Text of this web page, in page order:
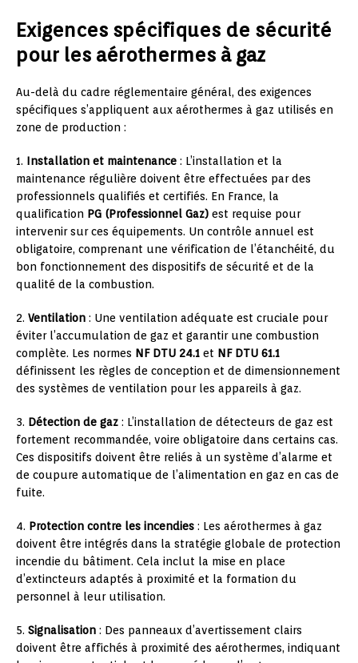
Exigences spécifiques de sécurité
pour les aérothermes à gaz
Au-delà du cadre réglementaire général, des exigences
spécifiques s’appliquent aux aérothermes à gaz utilisés en
zone de production :
1. Installation et maintenance : L’installation et la
maintenance régulière doivent être effectuées par des
professionnels qualifiés et certifiés. En France, la
qualification PG (Professionnel Gaz) est requise pour
intervenir sur ces équipements. Un contrôle annuel est
obligatoire, comprenant une vérification de l’étanchéité, du
bon fonctionnement des dispositifs de sécurité et de la
qualité de la combustion.
2. Ventilation : Une ventilation adéquate est cruciale pour
éviter l’accumulation de gaz et garantir une combustion
complète. Les normes NF DTU 24.1 et NF DTU 61.1
définissent les règles de conception et de dimensionnement
des systèmes de ventilation pour les appareils à gaz.
3. Détection de gaz : L’installation de détecteurs de gaz est
fortement recommandée, voire obligatoire dans certains cas.
Ces dispositifs doivent être reliés à un système d’alarme et
de coupure automatique de l’alimentation en gaz en cas de
fuite.
4. Protection contre les incendies : Les aérothermes à gaz
doivent être intégrés dans la stratégie globale de protection
incendie du bâtiment. Cela inclut la mise en place
d’extincteurs adaptés à proximité et la formation du
personnel à leur utilisation.
5. Signalisation : Des panneaux d’avertissement clairs
doivent être affichés à proximité des aérothermes, indiquant